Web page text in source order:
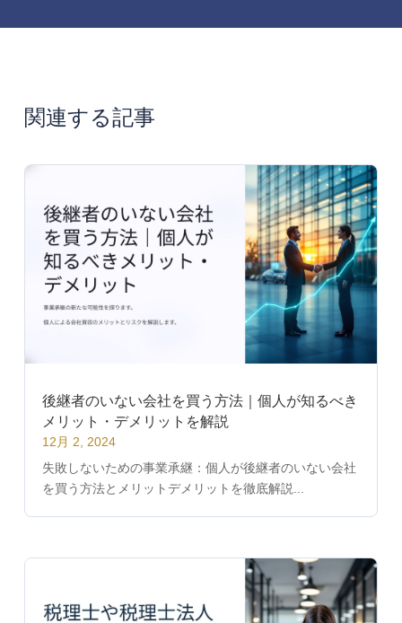
関連する記事
後継者のいない会社を買う方法｜個人が知るべき
メリット・デメリットを解説
12月 2, 2024
失敗しないための事業承継：個人が後継者のいない会社
を買う方法とメリットデメリットを徹底解説...